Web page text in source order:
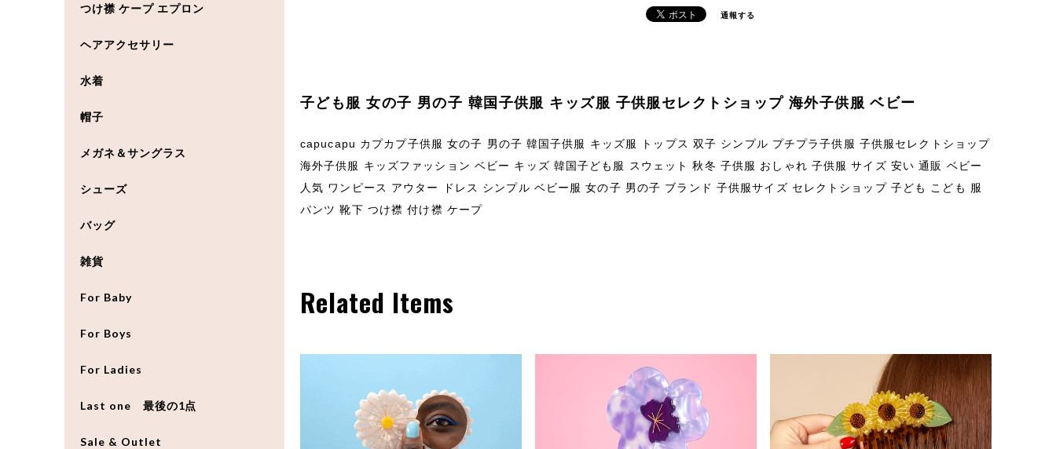
通報する
子ども服 女の子 男の子 韓国子供服 キッズ服 子供服セレクトショップ 海外子供服 ベビー
capucapu カプカプ子供服 女の子 男の子 韓国子供服 キッズ服 トップス 双子 シンプル プチプラ子供服 子供服セレクトショップ
海外子供服 キッズファッション ベビー キッズ 韓国子ども服 スウェット 秋冬 子供服 おしゃれ 子供服 サイズ 安い 通販 ベビー
人気 ワンピース アウター ドレス シンプル ベビー服 女の子 男の子 ブランド 子供服サイズ セレクトショップ 子ども こども 服
パンツ 靴下 つけ襟 付け襟 ケープ
Related Items
つけ襟 ケープ エプロン
ヘアアクセサリー
水着
帽子
メガネ＆サングラス
シューズ
バッグ
雑貨
For Baby
For Boys
For Ladies
Last one 最後の1点
Sale & Outlet